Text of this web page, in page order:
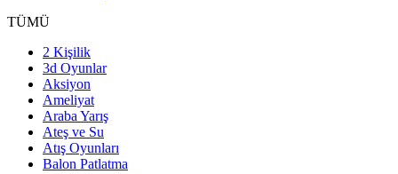
TÜMÜ
2 Kişilik
3d Oyunlar
Aksiyon
Ameliyat
Araba Yarış
Ateş ve Su
Atış Oyunları
Balon Patlatma